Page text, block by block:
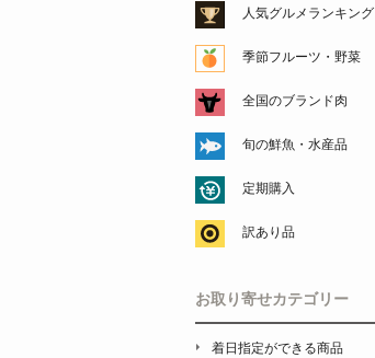
人気グルメランキング
季節フルーツ・野菜
全国のブランド肉
旬の鮮魚・水産品
定期購入
訳あり品
お取り寄せカテゴリー
着日指定ができる商品